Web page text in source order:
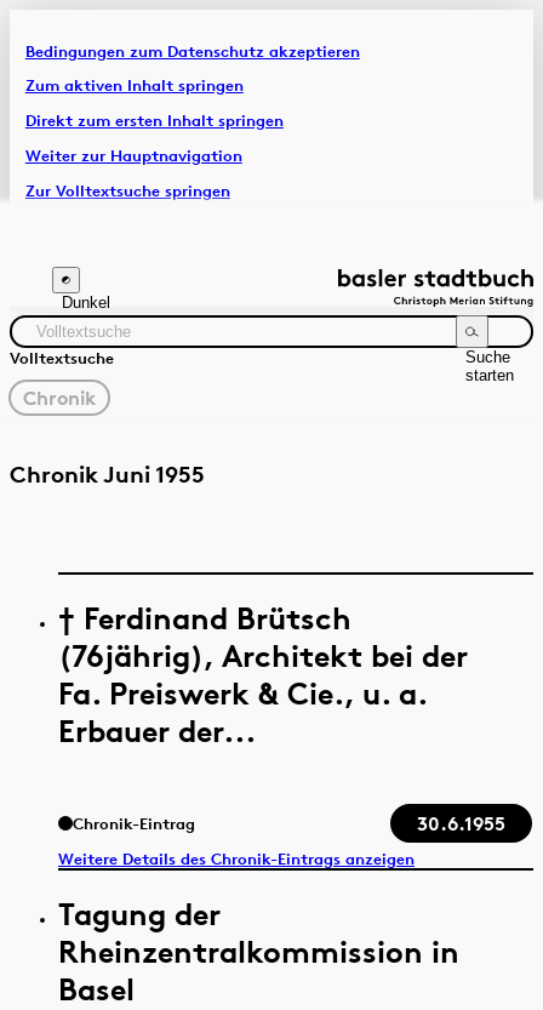
Bedingungen zum Datenschutz akzeptieren
Zum aktiven Inhalt springen
Direkt zum ersten Inhalt springen
Weiter zur Hauptnavigation
Zur Volltextsuche springen
Artikel & Dossiers
Chronik
Dunkel
Volltextsuche
Suche
starten
gewählter
Filter
Chronik
Quelle Zeitraum
Chronik Juni 1955
† Ferdinand Brütsch
(76jährig), Architekt bei der
Fa. Preiswerk & Cie., u. a.
Erbauer der...
Chronik-Eintrag 30.6.1955
Weitere Details des Chronik-Eintrags anzeigen
Tagung der
Rheinzentralkommission in
Basel